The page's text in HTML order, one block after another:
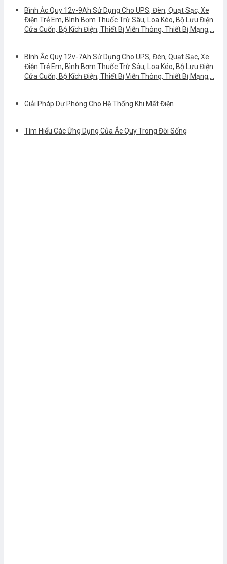
Bình Ắc Quy 12v-9Ah Sử Dụng Cho UPS, Đèn, Quạt Sạc, Xe
Điện Trẻ Em, Bình Bơm Thuốc Trừ Sâu, Loa Kéo, Bộ Lưu Điện
Cửa Cuốn, Bộ Kích Điện, Thiết Bị Viễn Thông, Thiết Bị Mạng,…
Bình Ắc Quy 12v-7Ah Sử Dụng Cho UPS, Đèn, Quạt Sạc, Xe
Điện Trẻ Em, Bình Bơm Thuốc Trừ Sâu, Loa Kéo, Bộ Lưu Điện
Cửa Cuốn, Bộ Kích Điện, Thiết Bị Viễn Thông, Thiết Bị Mạng,…
Giải Pháp Dự Phòng Cho Hệ Thống Khi Mất Điện
Tìm Hiểu Các Ứng Dụng Của Ắc Quy Trong Đời Sống